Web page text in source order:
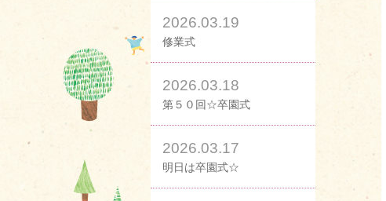
2026.03.19
修業式
2026.03.18
第５０回☆卒園式
2026.03.17
明日は卒園式☆